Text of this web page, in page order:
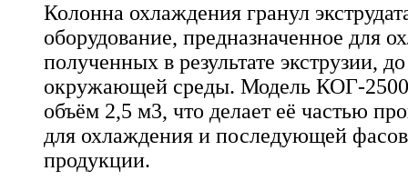
Колонна охлаждения гранул
оборудование, предназначенное для
полученных в результате экструзии,
окружающей среды. Модель КОГ-
объём 2,5 м3, что делает её частью
для охлаждения и последующей
продукции.